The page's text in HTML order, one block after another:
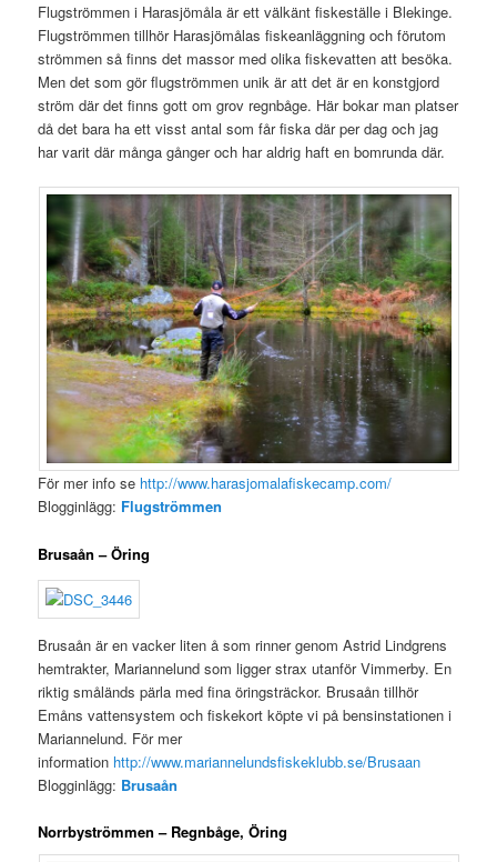
Flugströmmen i Harasjömåla är ett välkänt fiskeställe i Blekinge.
Flugströmmen tillhör Harasjömålas fiskeanläggning och förutom
strömmen så finns det massor med olika fiskevatten att besöka.
Men det som gör flugströmmen unik är att det är en konstgjord
ström där det finns gott om grov regnbåge. Här bokar man platser
då det bara ha ett visst antal som får fiska där per dag och jag
har varit där många gånger och har aldrig haft en bomrunda där.
För mer info se http://www.harasjomalafiskecamp.com/
Blogginlägg: Flugströmmen
Brusaån – Öring
Brusaån är en vacker liten å som rinner genom Astrid Lindgrens
hemtrakter, Mariannelund som ligger strax utanför Vimmerby. En
riktig småländs pärla med fina öringsträckor. Brusaån tillhör
Emåns vattensystem och fiskekort köpte vi på bensinstationen i
Mariannelund. För mer
information http://www.mariannelundsfiskeklubb.se/Brusaan
Blogginlägg: Brusaån
Norrbyströmmen – Regnbåge, Öring